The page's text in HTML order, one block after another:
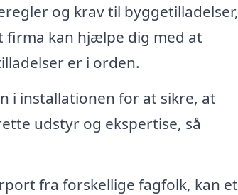
og krav til byggetilladelser,
firma kan hjælpe dig med at
er i orden.
i installationen for at sikre, at
udstyr og ekspertise, så
fra forskellige fagfolk, kan et